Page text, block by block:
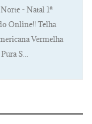
- Natal 1ª
Online!! Telha
Vermelha
S...